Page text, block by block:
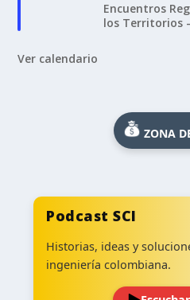
Encuentros
los Territorios
Ver calendario
ZONA
Podcast SCI
Historias, ideas y
ingeniería colombiana.